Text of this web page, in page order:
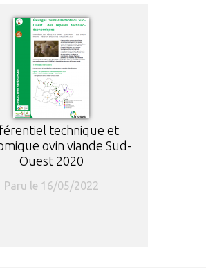
technique et
ovin viande Sud-
Ouest 2020
Paru le 16/05/2022